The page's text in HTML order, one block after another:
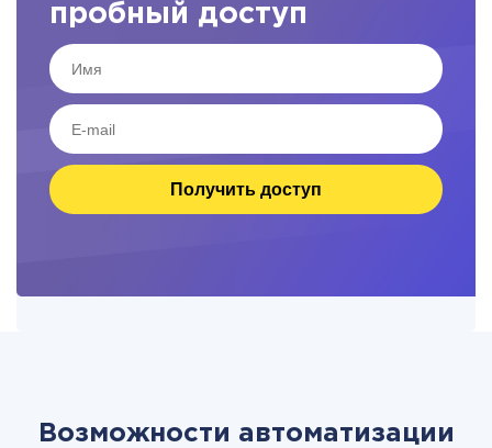
пробный доступ
Получить доступ
Возможности автоматизации